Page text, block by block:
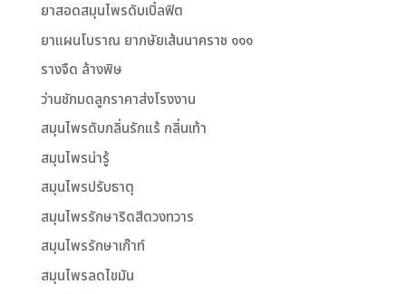
ยาสอดสมุนไพรดับเบิ้ลฟิต
ยาแผนโบราณ ยากษัยเส้นนาคราช ๑๑๑
รางจืด ล้างพิษ
ว่านชักมดลูกราคาส่งโรงงาน
สมุนไพรดับกลิ่นรักแร้ กลิ่นเท้า
สมุนไพรน่ารู้
สมุนไพรปรับธาตุ
สมุนไพรรักษาริดสีดวงทวาร
สมุนไพรรักษาเก๊าท์
สมุนไพรลดไขมัน